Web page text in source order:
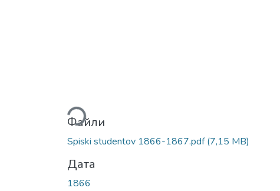
Вантажиться...
Файли
Spiski studentov 1866-1867.pdf(7,15 MB)
Дата
1866